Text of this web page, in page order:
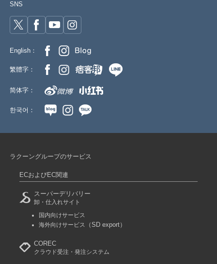
SNS
English：
繁體字：
简体字：
한국어：
ラクーングループのサービス
ECおよびEC関連
スーパーデリバリー
卸・仕入れサイト
国内向けサービス
海外向けサービス
（SD export）
COREC
クラウド受注・発注システム